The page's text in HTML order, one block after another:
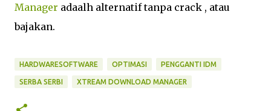
Manager adaalh alternatif tanpa crack , atau
bajakan.
HARDWARESOFTWARE OPTIMASI PENGGANTI IDM
SERBA SERBI XTREAM DOWNLOAD MANAGER